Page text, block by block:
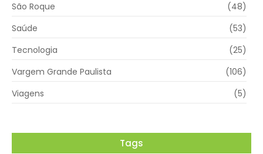
São Roque
(48)
Saúde
(53)
Tecnologia
(25)
Vargem Grande Paulista
(106)
Viagens
(5)
Tags